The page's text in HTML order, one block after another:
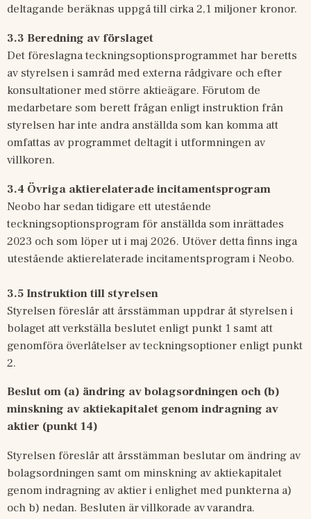
deltagande beräknas uppgå till cirka 2,1 miljoner kronor.
3.3 Beredning av förslaget
Det föreslagna teckningsoptionsprogrammet har beretts
av styrelsen i samråd med externa rådgivare och efter
konsultationer med större aktieägare. Förutom de
medarbetare som berett frågan enligt instruktion från
styrelsen har inte andra anställda som kan komma att
omfattas av programmet deltagit i utformningen av
villkoren.
3.4 Övriga aktierelaterade incitamentsprogram
Neobo har sedan tidigare ett utestående
teckningsoptionsprogram för anställda som inrättades
2023 och som löper ut i maj 2026. Utöver detta finns inga
utestående aktierelaterade incitamentsprogram i Neobo.
3.5 Instruktion till styrelsen
Styrelsen föreslår att årsstämman uppdrar åt styrelsen i
bolaget att verkställa beslutet enligt punkt 1 samt att
genomföra överlåtelser av teckningsoptioner enligt punkt
2.
Beslut om (a) ändring av bolagsordningen och (b)
minskning av aktiekapitalet genom indragning av
aktier (punkt 14)
Styrelsen föreslår att årsstämman beslutar om ändring av
bolagsordningen samt om minskning av aktiekapitalet
genom indragning av aktier i enlighet med punkterna a)
och b) nedan. Besluten är villkorade av varandra.